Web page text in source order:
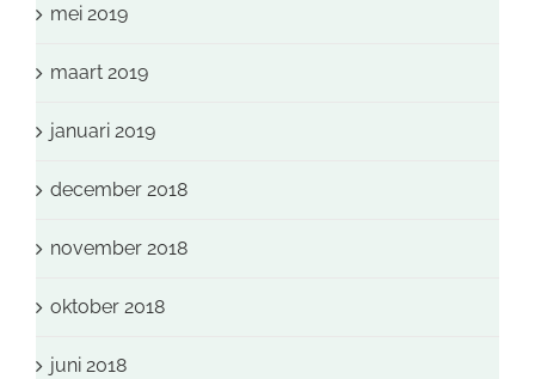
mei 2019
maart 2019
januari 2019
december 2018
november 2018
oktober 2018
juni 2018